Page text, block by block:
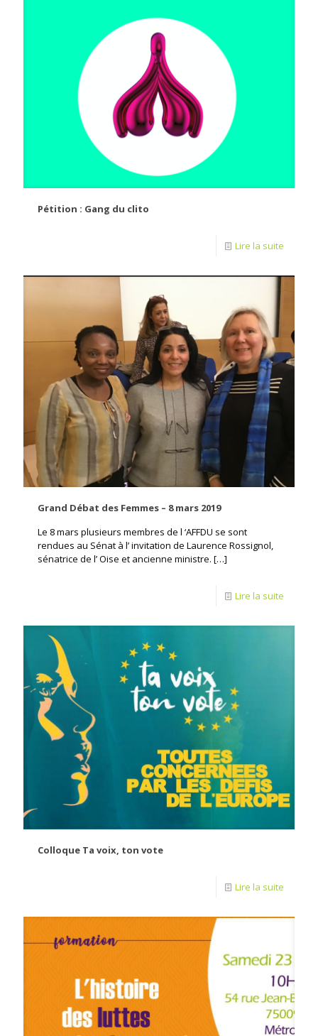
Pétition : Gang du clito
Lire la suite
Grand Débat des Femmes – 8 mars 2019
Le 8 mars plusieurs membres de l ‘AFFDU se sont
rendues au Sénat à l’ invitation de Laurence Rossignol,
sénatrice de l’ Oise et ancienne ministre. […]
Lire la suite
Colloque Ta voix, ton vote
Lire la suite